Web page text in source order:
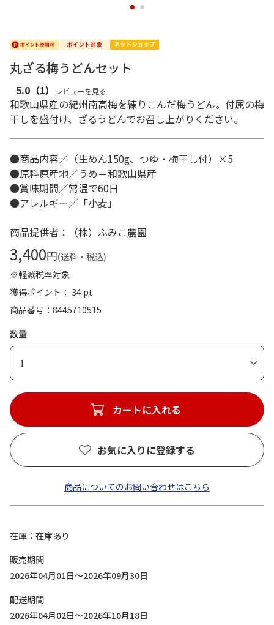
1 2
丸ざる梅うどんセット
5.0 （1） レビューを見る
和歌山県産の紀州南高梅を練りこんだ梅うどん。付属の梅
干しを盛付け、ざるうどんでお召し上がりください。
●商品内容／（生めん150g、つゆ・梅干し付）×5
●原料原産地／うめ＝和歌山県産
●賞味期間／常温で60日
●アレルギー／「小麦」
商品提供者：（株）ふみこ農園
3,400円(送料・税込)
※軽減税率対象
獲得ポイント： 34 pt
商品番号
8445710515
数量
1
カートに入れる
お気に入りに登録する
商品についてのお問い合わせはこちら
在庫
在庫あり
販売期間
2026年04月01日～2026年09月30日
配送期間
2026年04月02日～2026年10月18日